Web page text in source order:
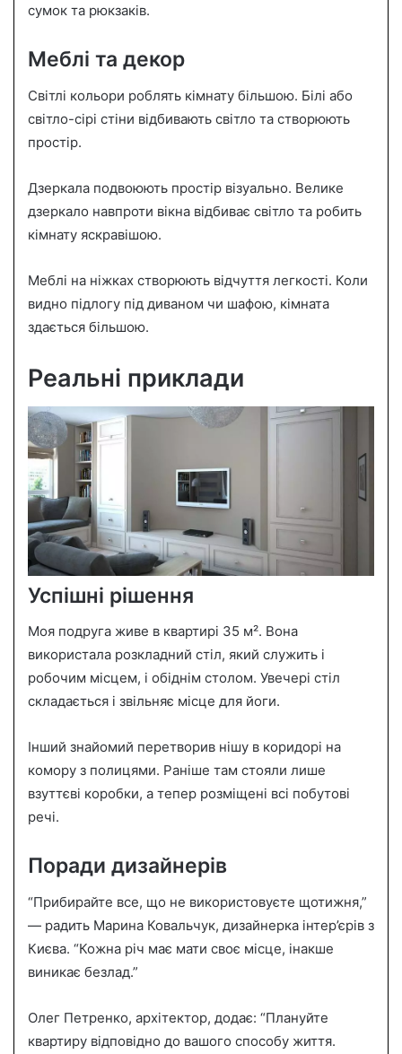
сумок та рюкзаків.
Меблі та декор
Світлі кольори роблять кімнату більшою. Білі або
світло-сірі стіни відбивають світло та створюють
простір.
Дзеркала подвоюють простір візуально. Велике
дзеркало навпроти вікна відбиває світло та робить
кімнату яскравішою.
Меблі на ніжках створюють відчуття легкості. Коли
видно підлогу під диваном чи шафою, кімната
здається більшою.
Реальні приклади
Успішні рішення
Моя подруга живе в квартирі 35 м². Вона
використала розкладний стіл, який служить і
робочим місцем, і обіднім столом. Увечері стіл
складається і звільняє місце для йоги.
Інший знайомий перетворив нішу в коридорі на
комору з полицями. Раніше там стояли лише
взуттєві коробки, а тепер розміщені всі побутові
речі.
Поради дизайнерів
“Прибирайте все, що не використовуєте щотижня,”
— радить Марина Ковальчук, дизайнерка інтер’єрів з
Києва. “Кожна річ має мати своє місце, інакше
виникає безлад.”
Олег Петренко, архітектор, додає: “Плануйте
квартиру відповідно до вашого способу життя.